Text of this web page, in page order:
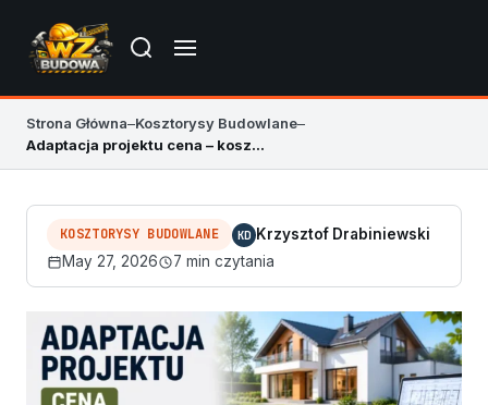
Strona Główna–Kosztorysy Budowlane–
Adaptacja projektu cena – koszt adaptacji domu 2026
KOSZTORYSY BUDOWLANE KD Krzysztof Drabiniewski
May 27, 2026
7 min czytania